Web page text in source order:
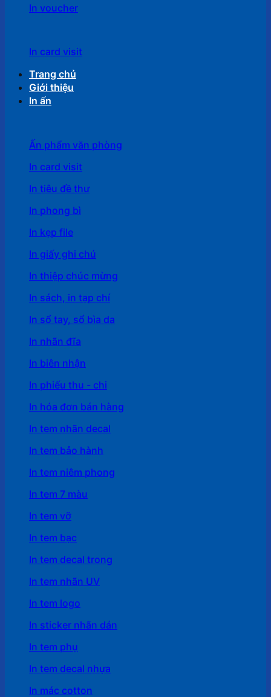
In voucher
In card visit
Trang chủ
Giới thiệu
In ấn
Ấn phẩm văn phòng
In card visit
In tiêu đề thư
In phong bì
In kẹp file
In giấy ghi chú
In thiệp chúc mừng
In sách, in tạp chí
In sổ tay, sổ bìa da
In nhãn đĩa
In biên nhận
In phiếu thu - chi
In hóa đơn bán hàng
In tem nhãn decal
In tem bảo hành
In tem niêm phong
In tem 7 màu
In tem vỡ
In tem bạc
In tem decal trong
In tem nhãn UV
In tem logo
In sticker nhãn dán
In tem phụ
In tem decal nhựa
In mác cotton